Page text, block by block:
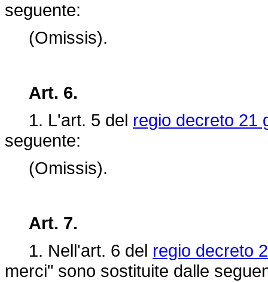
seguente:
(Omissis).
Art. 6.
1. L'art. 5 del regio decreto 21
seguente:
(Omissis).
Art. 7.
1. Nell'art. 6 del regio decreto
merci" sono sostituite dalle